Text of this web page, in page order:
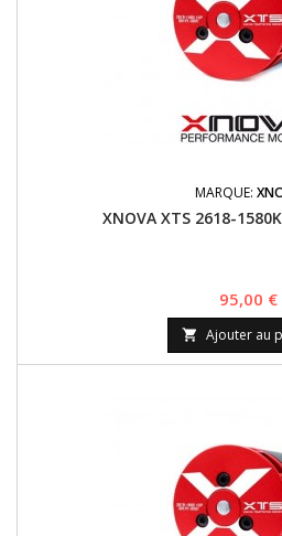
MARQUE:
XNOVA XTS 2618-
Prix
95,00 €
 Ajouter au